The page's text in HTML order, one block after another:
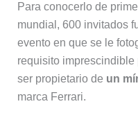
Para conocerlo de
mundial, 600 invitados
evento en que se le
requisito imprescindible
ser propietario de un
marca Ferrari.